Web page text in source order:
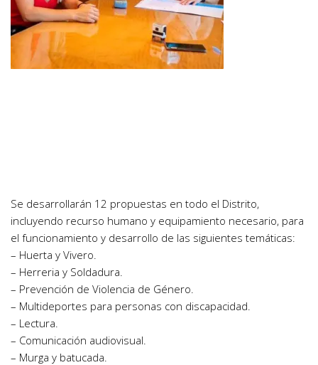
Se desarrollarán 12 propuestas en todo el Distrito,
incluyendo recurso humano y equipamiento necesario, para
el funcionamiento y desarrollo de las siguientes temáticas:
– Huerta y Vivero.
– Herreria y Soldadura.
– Prevención de Violencia de Género.
– Multideportes para personas con discapacidad.
– Lectura.
– Comunicación audiovisual.
– Murga y batucada.